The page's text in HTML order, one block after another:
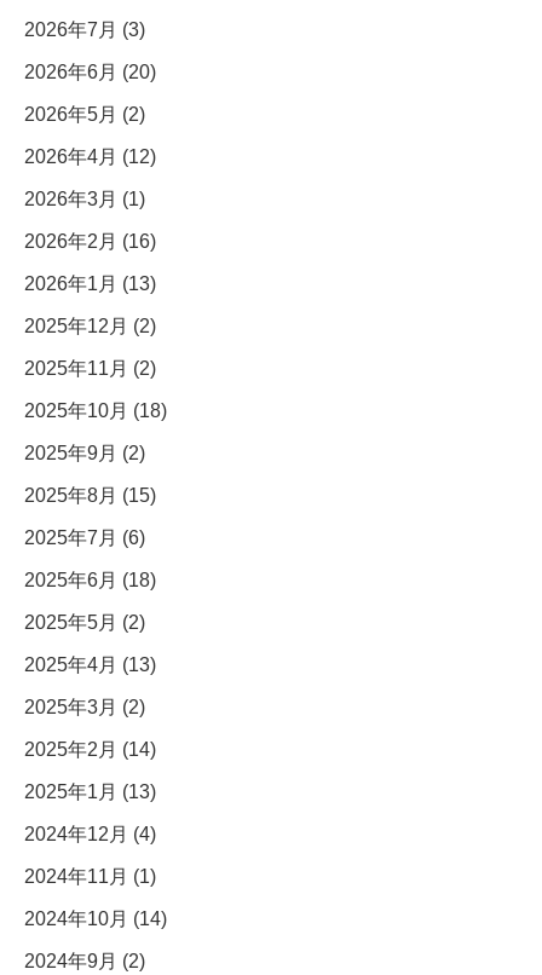
2026年7月 (3)
2026年6月 (20)
2026年5月 (2)
2026年4月 (12)
2026年3月 (1)
2026年2月 (16)
2026年1月 (13)
2025年12月 (2)
2025年11月 (2)
2025年10月 (18)
2025年9月 (2)
2025年8月 (15)
2025年7月 (6)
2025年6月 (18)
2025年5月 (2)
2025年4月 (13)
2025年3月 (2)
2025年2月 (14)
2025年1月 (13)
2024年12月 (4)
2024年11月 (1)
2024年10月 (14)
2024年9月 (2)